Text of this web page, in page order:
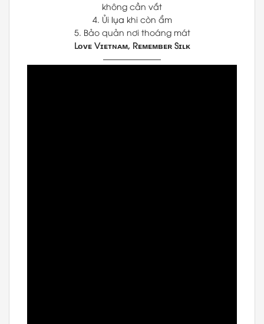
không cần vắt
4. Ủi lụa khi còn ẩm
5. Bảo quản nơi thoáng mát
Lᴏᴠᴇ Vɪᴇᴛɴᴀᴍ, Rᴇᴍᴇᴍʙᴇʀ Sɪʟᴋ
———————